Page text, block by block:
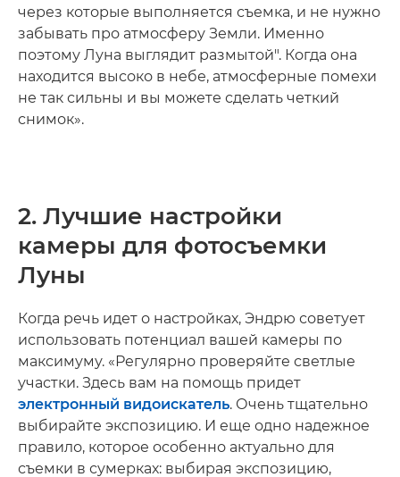
через которые выполняется съемка, и не нужно
забывать про атмосферу Земли. Именно
поэтому Луна выглядит размытой". Когда она
находится высоко в небе, атмосферные помехи
не так сильны и вы можете сделать четкий
снимок».
2. Лучшие настройки
камеры для фотосъемки
Луны
Когда речь идет о настройках, Эндрю советует
использовать потенциал вашей камеры по
максимуму. «Регулярно проверяйте светлые
участки. Здесь вам на помощь придет
электронный видоискатель. Очень тщательно
выбирайте экспозицию. И еще одно надежное
правило, которое особенно актуально для
съемки в сумерках: выбирая экспозицию,